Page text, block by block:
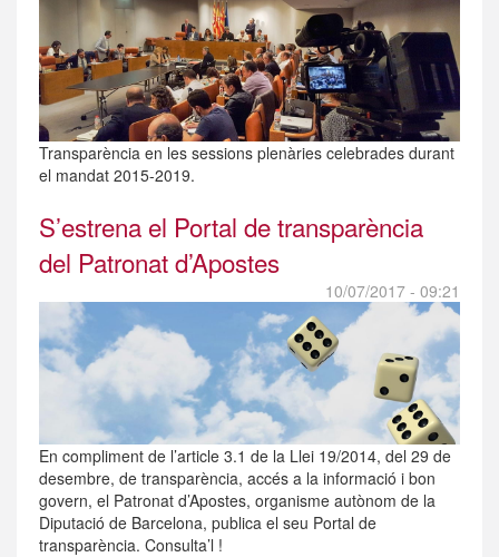
Transparència en les sessions plenàries celebrades durant
el mandat 2015-2019.
S’estrena el Portal de transparència
del Patronat d’Apostes
10/07/2017 - 09:21
En compliment de l’article 3.1 de la Llei 19/2014, del 29 de
desembre, de transparència, accés a la informació i bon
govern, el Patronat d’Apostes, organisme autònom de la
Diputació de Barcelona, publica el seu Portal de
transparència. Consulta’l !